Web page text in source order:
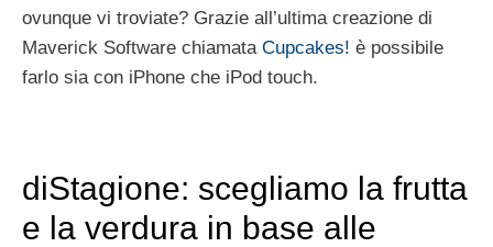
ovunque vi troviate? Grazie all’ultima creazione di
Maverick Software chiamata Cupcakes! è possibile
farlo sia con iPhone che iPod touch.
diStagione: scegliamo la frutta
e la verdura in base alle